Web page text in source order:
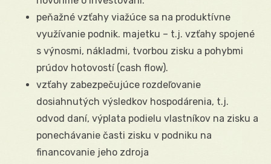
peňažné vzťahy viažúce sa na produktívne
využívanie podnik. majetku – t.j. vzťahy spojené
s výnosmi, nákladmi, tvorbou zisku a pohybmi
prúdov hotovostí (cash flow).
vzťahy zabezpečujúce rozdeľovanie
dosiahnutých výsledkov hospodárenia, t.j.
odvod daní, výplata podielu vlastníkov na zisku a
ponechávanie časti zisku v podniku na
financovanie jeho zdroja